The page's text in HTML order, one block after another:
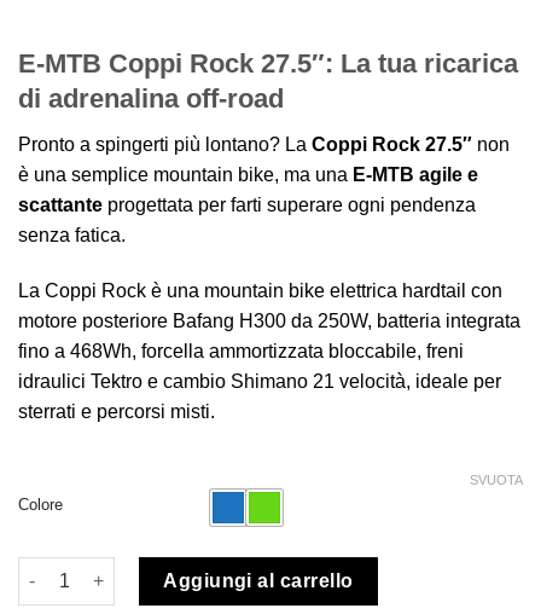
E-MTB Coppi Rock 27.5″: La tua ricarica
di adrenalina off-road
Pronto a spingerti più lontano? La Coppi Rock 27.5″ non
è una semplice mountain bike, ma una E-MTB agile e
scattante progettata per farti superare ogni pendenza
senza fatica.
La Coppi Rock è una mountain bike elettrica hardtail con
motore posteriore Bafang H300 da 250W, batteria integrata
fino a 468Wh, forcella ammortizzata bloccabile, freni
idraulici Tektro e cambio Shimano 21 velocità, ideale per
sterrati e percorsi misti.
Colore
SVUOTA
Aggiungi al carrello